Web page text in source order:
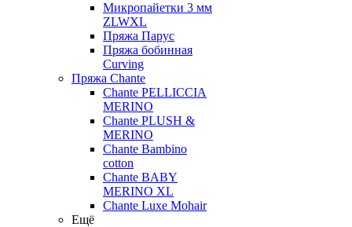
Микропайетки 3 мм
ZLWXL
Пряжа Парус
Пряжа бобинная
Curving
Пряжа Chante
Chante PELLICCIA
MERINO
Chante PLUSH &
MERINO
Chante Bambino
cotton
Chante BABY
MERINO XL
Chante Luxe Mohair
Ещё